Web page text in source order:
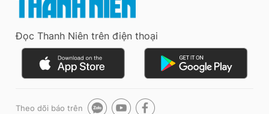
Đọc Thanh Niên trên điện thoại
Theo dõi báo trên